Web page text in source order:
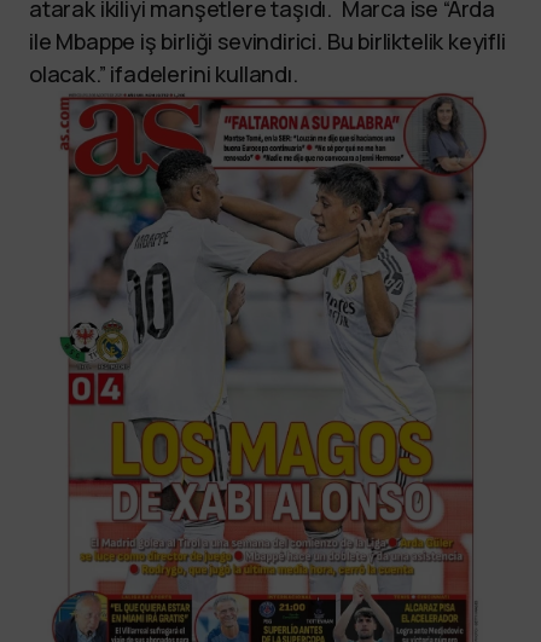
atarak ikiliyi manşetlere taşıdı. Marca ise “Arda
ile Mbappe iş birliği sevindirici. Bu birliktelik keyifli
olacak.” ifadelerini kullandı.